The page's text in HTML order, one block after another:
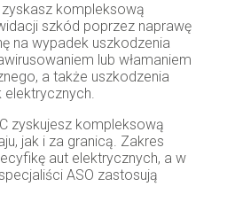
kompleksową
szkód poprzez naprawę
na wypadek uszkodzenia
lub włamaniem
a także uszkodzenia
elektrycznych.
zyskujesz kompleksową
jak i za granicą. Zakres
aut elektrycznych, a w
ASO zastosują